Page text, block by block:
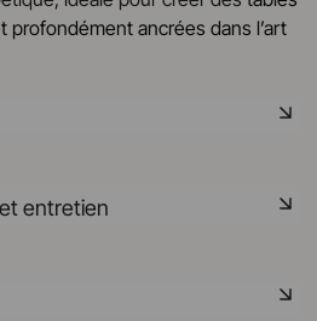
profondément ancrées dans l’art
des mêmes qualités
entretien